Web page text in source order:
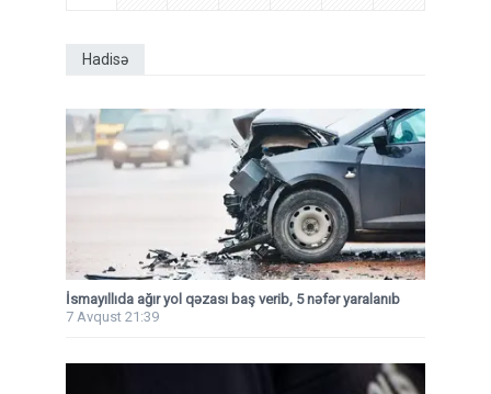
Hadisə
İsmayıllıda ağır yol qəzası baş verib, 5 nəfər yaralanıb
7 Avqust 21:39